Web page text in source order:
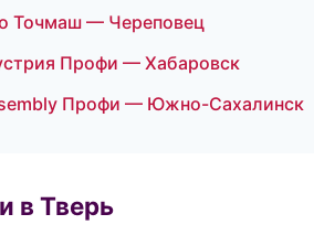
Точмаш — Череповец
Профи — Хабаровск
Профи — Южно-Сахалинск
в Тверь